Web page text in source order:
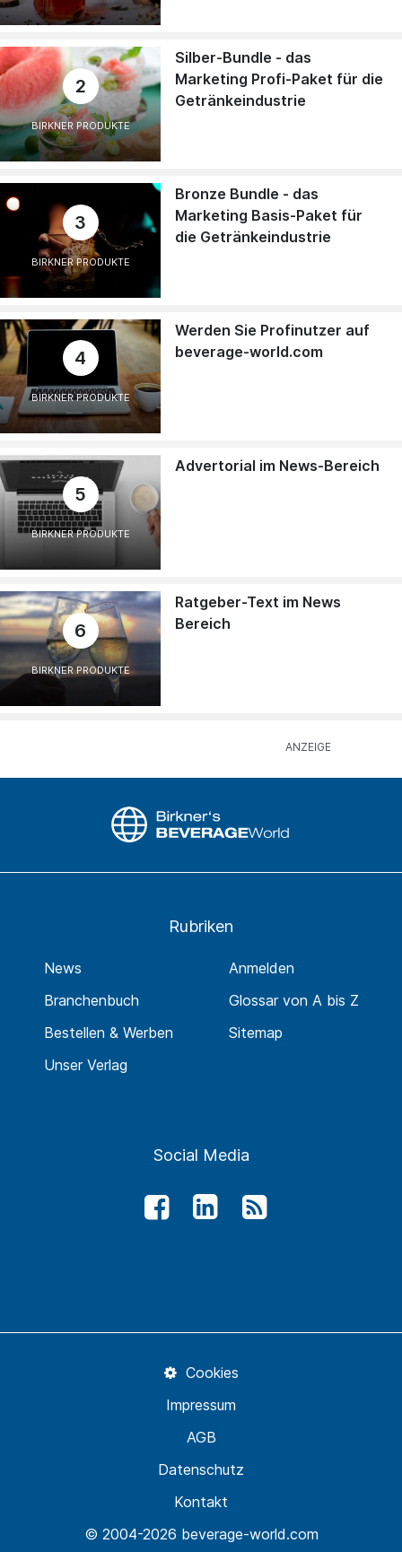
2
BIRKNER PRODUKTE
Silber-Bundle - das
Marketing Profi-Paket für die
Getränkeindustrie
3
BIRKNER PRODUKTE
Bronze Bundle - das
Marketing Basis-Paket für
die Getränkeindustrie
4
BIRKNER PRODUKTE
Werden Sie Profinutzer auf
beverage-world.com
5
BIRKNER PRODUKTE
Advertorial im News-Bereich
6
BIRKNER PRODUKTE
Ratgeber-Text im News
Bereich
Rubriken
News
Branchenbuch
Bestellen & Werben
Unser Verlag
Anmelden
Glossar von A bis Z
Sitemap
Social Media
© 2004-2026 beverage-world.com
Kontakt
Datenschutz
AGB
Impressum
Cookies